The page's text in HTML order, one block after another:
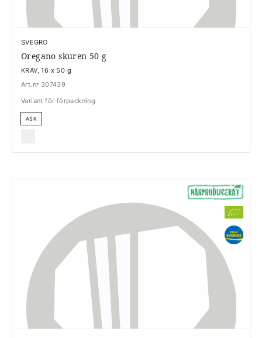
SVEGRO
Oregano skuren 50 g
KRAV, 16 x 50 g
Art.nr 307439
Variant för förpackning
ASK